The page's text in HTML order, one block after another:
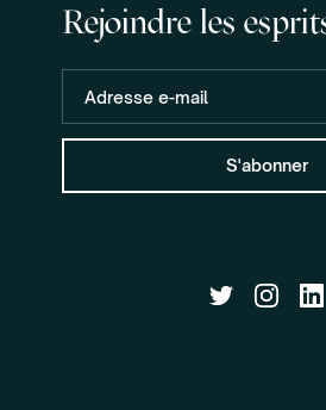
Rejoindre les